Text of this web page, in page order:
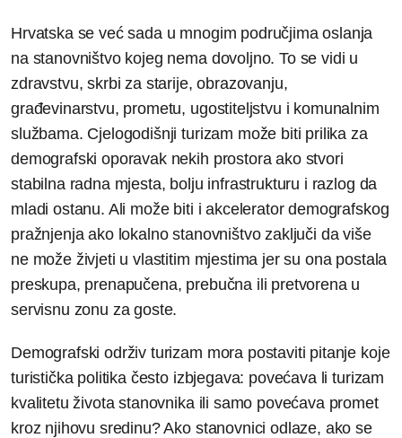
Hrvatska se već sada u mnogim područjima oslanja
na stanovništvo kojeg nema dovoljno. To se vidi u
zdravstvu, skrbi za starije, obrazovanju,
građevinarstvu, prometu, ugostiteljstvu i komunalnim
službama. Cjelogodišnji turizam može biti prilika za
demografski oporavak nekih prostora ako stvori
stabilna radna mjesta, bolju infrastrukturu i razlog da
mladi ostanu. Ali može biti i akcelerator demografskog
pražnjenja ako lokalno stanovništvo zaključi da više
ne može živjeti u vlastitim mjestima jer su ona postala
preskupa, prenapučena, prebučna ili pretvorena u
servisnu zonu za goste.
Demografski održiv turizam mora postaviti pitanje koje
turistička politika često izbjegava: povećava li turizam
kvalitetu života stanovnika ili samo povećava promet
kroz njihovu sredinu? Ako stanovnici odlaze, ako se